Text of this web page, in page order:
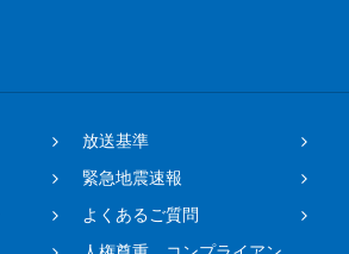
放送基準
緊急地震速報
よくあるご質問